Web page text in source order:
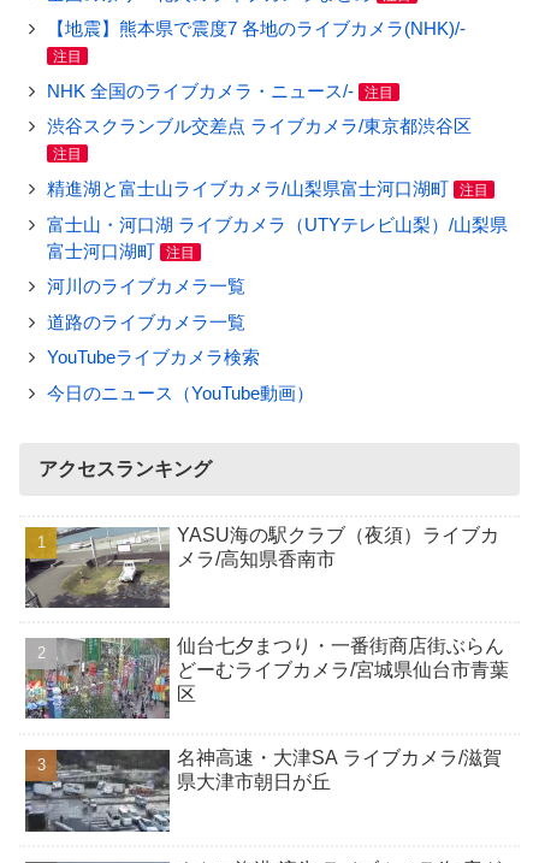
【地震】熊本県で震度7 各地のライブカメラ(NHK)/-
注目
NHK 全国のライブカメラ・ニュース/- 注目
渋谷スクランブル交差点 ライブカメラ/東京都渋谷区
注目
精進湖と富士山ライブカメラ/山梨県富士河口湖町 注目
富士山・河口湖 ライブカメラ（UTYテレビ山梨）/山梨県
富士河口湖町
注目
河川のライブカメラ一覧
道路のライブカメラ一覧
YouTubeライブカメラ検索
今日のニュース（YouTube動画）
アクセスランキング
YASU海の駅クラブ（夜須）ライブカ
メラ/高知県香南市
仙台七夕まつり・一番街商店街ぶらん
どーむライブカメラ/宮城県仙台市青葉
区
名神高速・大津SA ライブカメラ/滋賀
県大津市朝日が丘